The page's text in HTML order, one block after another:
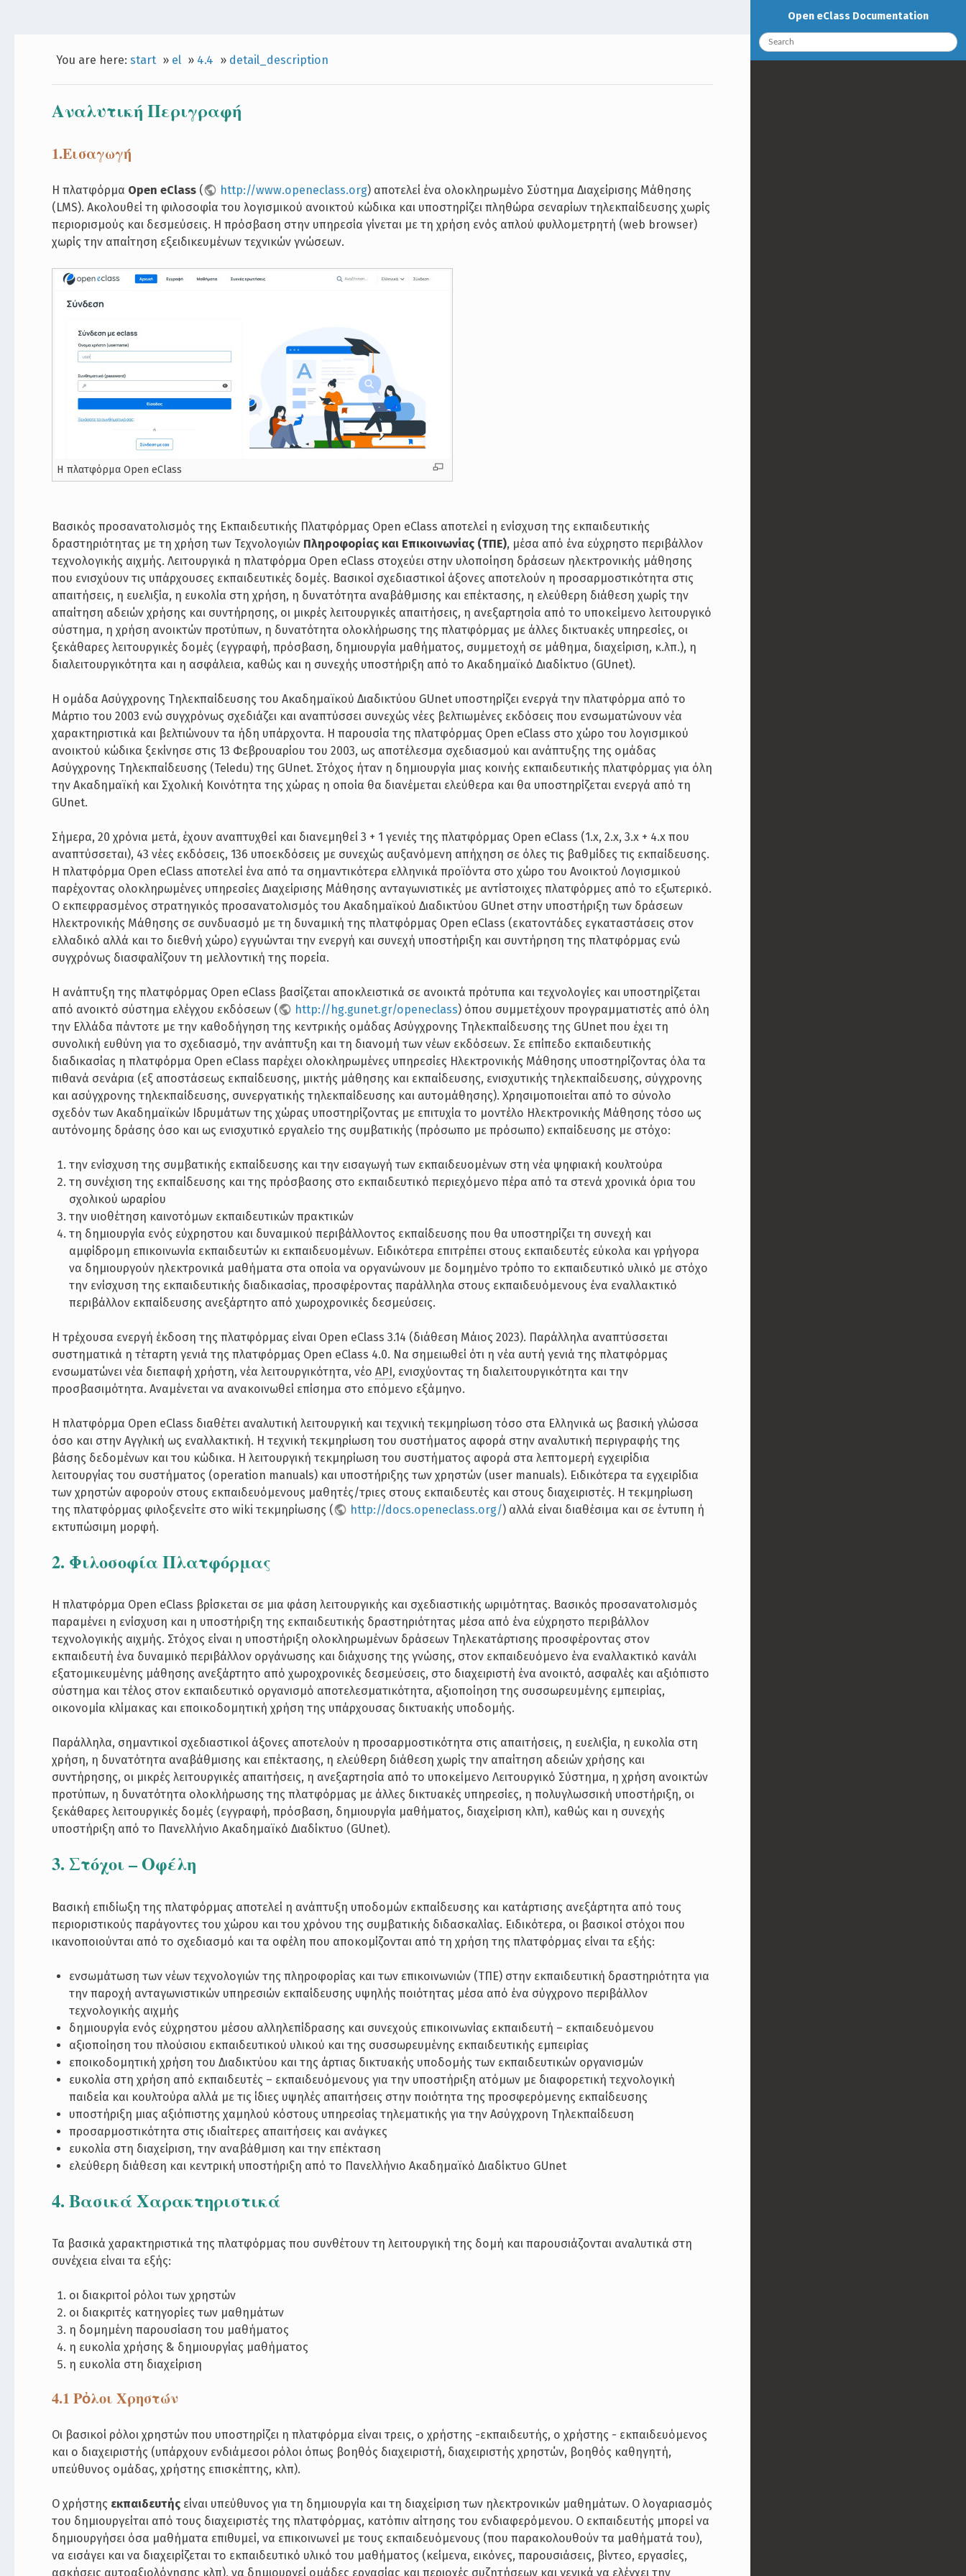
You are here: start » el » 4.4 » detail_description
Αναλυτική Περιγραφή
1.Εισαγωγή
Η πλατφόρμα Open eClass ( http://www.openeclass.org) αποτελεί ένα ολοκληρωμένο Σύστημα Διαχείρισης Μάθησης
(LMS). Ακολουθεί τη φιλοσοφία του λογισμικού ανοικτού κώδικα και υποστηρίζει πληθώρα σεναρίων τηλεκπαίδευσης χωρίς
περιορισμούς και δεσμεύσεις. Η πρόσβαση στην υπηρεσία γίνεται με τη χρήση ενός απλού φυλλομετρητή (web browser)
χωρίς την απαίτηση εξειδικευμένων τεχνικών γνώσεων.
Η πλατφόρμα Open eClass
Βασικός προσανατολισμός της Εκπαιδευτικής Πλατφόρμας Open eClass αποτελεί η ενίσχυση της εκπαιδευτικής
δραστηριότητας με τη χρήση των Τεχνολογιών Πληροφορίας και Επικοινωνίας (ΤΠΕ), μέσα από ένα εύχρηστο περιβάλλον
τεχνολογικής αιχμής. Λειτουργικά η πλατφόρμα Open eClass στοχεύει στην υλοποίηση δράσεων ηλεκτρονικής μάθησης
που ενισχύουν τις υπάρχουσες εκπαιδευτικές δομές. Βασικοί σχεδιαστικοί άξονες αποτελούν η προσαρμοστικότητα στις
απαιτήσεις, η ευελιξία, η ευκολία στη χρήση, η δυνατότητα αναβάθμισης και επέκτασης, η ελεύθερη διάθεση χωρίς την
απαίτηση αδειών χρήσης και συντήρησης, οι μικρές λειτουργικές απαιτήσεις, η ανεξαρτησία από το υποκείμενο λειτουργικό
σύστημα, η χρήση ανοικτών προτύπων, η δυνατότητα ολοκλήρωσης της πλατφόρμας με άλλες δικτυακές υπηρεσίες, οι
ξεκάθαρες λειτουργικές δομές (εγγραφή, πρόσβαση, δημιουργία μαθήματος, συμμετοχή σε μάθημα, διαχείριση, κ.λπ.), η
διαλειτουργικότητα και η ασφάλεια, καθώς και η συνεχής υποστήριξη από το Ακαδημαϊκό Διαδίκτυο (GUnet).
Η ομάδα Ασύγχρονης Τηλεκπαίδευσης του Ακαδημαϊκού Διαδικτύου GUnet υποστηρίζει ενεργά την πλατφόρμα από το
Μάρτιο του 2003 ενώ συγχρόνως σχεδιάζει και αναπτύσσει συνεχώς νέες βελτιωμένες εκδόσεις που ενσωματώνουν νέα
χαρακτηριστικά και βελτιώνουν τα ήδη υπάρχοντα. Η παρουσία της πλατφόρμας Open eClass στο χώρο του λογισμικού
ανοικτού κώδικα ξεκίνησε στις 13 Φεβρουαρίου του 2003, ως αποτέλεσμα σχεδιασμού και ανάπτυξης της ομάδας
Ασύγχρονης Τηλεκπαίδευσης (Teledu) της GUnet. Στόχος ήταν η δημιουργία μιας κοινής εκπαιδευτικής πλατφόρμας για όλη
την Ακαδημαϊκή και Σχολική Κοινότητα της χώρας η οποία θα διανέμεται ελεύθερα και θα υποστηρίζεται ενεργά από τη
GUnet.
Σήμερα, 20 χρόνια μετά, έχουν αναπτυχθεί και διανεμηθεί 3 + 1 γενιές της πλατφόρμας Open eClass (1.x, 2.x, 3.x + 4.x που
αναπτύσσεται), 43 νέες εκδόσεις, 136 υποεκδόσεις με συνεχώς αυξανόμενη απήχηση σε όλες τις βαθμίδες τις εκπαίδευσης.
Η πλατφόρμα Open eClass αποτελεί ένα από τα σημαντικότερα ελληνικά προϊόντα στο χώρο του Ανοικτού Λογισμικού
παρέχοντας ολοκληρωμένες υπηρεσίες Διαχείρισης Μάθησης ανταγωνιστικές με αντίστοιχες πλατφόρμες από το εξωτερικό.
Ο εκπεφρασμένος στρατηγικός προσανατολισμός του Ακαδημαϊκού Διαδικτύου GUnet στην υποστήριξη των δράσεων
Ηλεκτρονικής Μάθησης σε συνδυασμό με τη δυναμική της πλατφόρμας Open eClass (εκατοντάδες εγκαταστάσεις στον
ελλαδικό αλλά και το διεθνή χώρο) εγγυώνται την ενεργή και συνεχή υποστήριξη και συντήρηση της πλατφόρμας ενώ
συγχρόνως διασφαλίζουν τη μελλοντική της πορεία.
Η ανάπτυξη της πλατφόρμας Open eClass βασίζεται αποκλειστικά σε ανοικτά πρότυπα και τεχνολογίες και υποστηρίζεται
από ανοικτό σύστημα ελέγχου εκδόσεων (
http://hg.gunet.gr/openeclass) όπου συμμετέχουν προγραμματιστές από όλη
την Ελλάδα πάντοτε με την καθοδήγηση της κεντρικής ομάδας Ασύγχρονης Τηλεκπαίδευσης της GUnet που έχει τη
συνολική ευθύνη για το σχεδιασμό, την ανάπτυξη και τη διανομή των νέων εκδόσεων. Σε επίπεδο εκπαιδευτικής
διαδικασίας η πλατφόρμα Open eClass παρέχει ολοκληρωμένες υπηρεσίες Ηλεκτρονικής Μάθησης υποστηρίζοντας όλα τα
πιθανά σενάρια (εξ αποστάσεως εκπαίδευσης, μικτής μάθησης και εκπαίδευσης, ενισχυτικής τηλεκπαίδευσης, σύγχρονης
και ασύγχρονης τηλεκπαίδευσης, συνεργατικής τηλεκπαίδευσης και αυτομάθησης). Χρησιμοποιείται από το σύνολο
σχεδόν των Ακαδημαϊκών Ιδρυμάτων της χώρας υποστηρίζοντας με επιτυχία το μοντέλο Ηλεκτρονικής Μάθησης τόσο ως
αυτόνομης δράσης όσο και ως ενισχυτικό εργαλείο της συμβατικής (πρόσωπο με πρόσωπο) εκπαίδευσης με στόχο:
την ενίσχυση της συμβατικής εκπαίδευσης και την εισαγωγή των εκπαιδευομένων στη νέα ψηφιακή κουλτούρα
τη συνέχιση της εκπαίδευσης και της πρόσβασης στο εκπαιδευτικό περιεχόμενο πέρα από τα στενά χρονικά όρια του
σχολικού ωραρίου
την υιοθέτηση καινοτόμων εκπαιδευτικών πρακτικών
τη δημιουργία ενός εύχρηστου και δυναμικού περιβάλλοντος εκπαίδευσης που θα υποστηρίζει τη συνεχή και
αμφίδρομη επικοινωνία εκπαιδευτών κι εκπαιδευομένων. Ειδικότερα επιτρέπει στους εκπαιδευτές εύκολα και γρήγορα
να δημιουργούν ηλεκτρονικά μαθήματα στα οποία να οργανώνουν με δομημένο τρόπο το εκπαιδευτικό υλικό με στόχο
την ενίσχυση της εκπαιδευτικής διαδικασίας, προσφέροντας παράλληλα στους εκπαιδευόμενους ένα εναλλακτικό
περιβάλλον εκπαίδευσης ανεξάρτητο από χωροχρονικές δεσμεύσεις.
Η τρέχουσα ενεργή έκδοση της πλατφόρμας είναι Open eClass 3.14 (διάθεση Μάιος 2023). Παράλληλα αναπτύσσεται
συστηματικά η τέταρτη γενιά της πλατφόρμας Open eClass 4.0. Να σημειωθεί ότι η νέα αυτή γενιά της πλατφόρμας
ενσωματώνει νέα διεπαφή χρήστη, νέα λειτουργικότητα, νέοAPI, ενισχύοντας τη διαλειτουργικότητα και την
προσβασιμότητα. Αναμένεται να ανακοινωθεί επίσημα στο επόμενο εξάμηνο.
Η πλατφόρμα Open eClass διαθέτει αναλυτική λειτουργική και τεχνική τεκμηρίωση τόσο στα Ελληνικά ως βασική γλώσσα
όσο και στην Αγγλική ως εναλλακτική. Η τεχνική τεκμηρίωση του συστήματος αφορά στην αναλυτική περιγραφής της
βάσης δεδομένων και του κώδικα. Η λειτουργική τεκμηρίωση του συστήματος αφορά στα λεπτομερή εγχειρίδια
λειτουργίας του συστήματος (operation manuals) και υποστήριξης των χρηστών (user manuals). Ειδικότερα τα εγχειρίδια
των χρηστών αφορούν στους εκπαιδευόμενους μαθητές/τριες στους εκπαιδευτές και στους διαχειριστές. Η τεκμηρίωση
της πλατφόρμας φιλοξενείτε στο wiki τεκμηρίωσης (
http://docs.openeclass.org/) αλλά είναι διαθέσιμα και σε έντυπη ή
εκτυπώσιμη μορφή.
2. Φιλοσοφία Πλατφόρμας
Η πλατφόρμα Open eClass βρίσκεται σε μια φάση λειτουργικής και σχεδιαστικής ωριμότητας. Βασικός προσανατολισμός
παραμένει η ενίσχυση και η υποστήριξη της εκπαιδευτικής δραστηριότητας μέσα από ένα εύχρηστο περιβάλλον
τεχνολογικής αιχμής. Στόχος είναι η υποστήριξη ολοκληρωμένων δράσεων Τηλεκατάρτισης προσφέροντας στον
εκπαιδευτή ένα δυναμικό περιβάλλον οργάνωσης και διάχυσης της γνώσης, στον εκπαιδευόμενο ένα εναλλακτικό κανάλι
εξατομικευμένης μάθησης ανεξάρτητο από χωροχρονικές δεσμεύσεις, στο διαχειριστή ένα ανοικτό, ασφαλές και αξιόπιστο
σύστημα και τέλος στον εκπαιδευτικό οργανισμό αποτελεσματικότητα, αξιοποίηση της συσσωρευμένης εμπειρίας,
οικονομία κλίμακας και εποικοδομητική χρήση της υπάρχουσας δικτυακής υποδομής.
Παράλληλα, σημαντικοί σχεδιαστικοί άξονες αποτελούν η προσαρμοστικότητα στις απαιτήσεις, η ευελιξία, η ευκολία στη
χρήση, η δυνατότητα αναβάθμισης και επέκτασης, η ελεύθερη διάθεση χωρίς την απαίτηση αδειών χρήσης και
συντήρησης, οι μικρές λειτουργικές απαιτήσεις, η ανεξαρτησία από το υποκείμενο Λειτουργικό Σύστημα, η χρήση ανοικτών
προτύπων, η δυνατότητα ολοκλήρωσης της πλατφόρμας με άλλες δικτυακές υπηρεσίες, η πολυγλωσσική υποστήριξη, οι
ξεκάθαρες λειτουργικές δομές (εγγραφή, πρόσβαση, δημιουργία μαθήματος, διαχείριση κλπ), καθώς και η συνεχής
υποστήριξη από το Πανελλήνιο Ακαδημαϊκό Διαδίκτυο (GUnet).
3. Στόχοι – Οφέλη
Βασική επιδίωξη της πλατφόρμας αποτελεί η ανάπτυξη υποδομών εκπαίδευσης και κατάρτισης ανεξάρτητα από τους
περιοριστικούς παράγοντες του χώρου και του χρόνου της συμβατικής διδασκαλίας. Ειδικότερα, οι βασικοί στόχοι που
ικανοποιούνται από το σχεδιασμό και τα οφέλη που αποκομίζονται από τη χρήση της πλατφόρμας είναι τα εξής:
ενσωμάτωση των νέων τεχνολογιών της πληροφορίας και των επικοινωνιών (ΤΠΕ) στην εκπαιδευτική δραστηριότητα για
την παροχή ανταγωνιστικών υπηρεσιών εκπαίδευσης υψηλής ποιότητας μέσα από ένα σύγχρονο περιβάλλον
τεχνολογικής αιχμής
δημιουργία ενός εύχρηστου μέσου αλληλεπίδρασης και συνεχούς επικοινωνίας εκπαιδευτή – εκπαιδευόμενου
αξιοποίηση του πλούσιου εκπαιδευτικού υλικού και της συσσωρευμένης εκπαιδευτικής εμπειρίας
εποικοδομητική χρήση του Διαδικτύου και της άρτιας δικτυακής υποδομής των εκπαιδευτικών οργανισμών
ευκολία στη χρήση από εκπαιδευτές – εκπαιδευόμενους για την υποστήριξη ατόμων με διαφορετική τεχνολογική
παιδεία και κουλτούρα αλλά με τις ίδιες υψηλές απαιτήσεις στην ποιότητα της προσφερόμενης εκπαίδευσης
υποστήριξη μιας αξιόπιστης χαμηλού κόστους υπηρεσίας τηλεματικής για την Ασύγχρονη Τηλεκπαίδευση
προσαρμοστικότητα στις ιδιαίτερες απαιτήσεις και ανάγκες
ευκολία στη διαχείριση, την αναβάθμιση και την επέκταση
ελεύθερη διάθεση και κεντρική υποστήριξη από το Πανελλήνιο Ακαδημαϊκό Διαδίκτυο GUnet
4. Βασικά Χαρακτηριστικά
Τα βασικά χαρακτηριστικά της πλατφόρμας που συνθέτουν τη λειτουργική της δομή και παρουσιάζονται αναλυτικά στη
συνέχεια είναι τα εξής:
οι διακριτοί ρόλοι των χρηστών
οι διακριτές κατηγορίες των μαθημάτων
η δομημένη παρουσίαση του μαθήματος
η ευκολία χρήσης & δημιουργίας μαθήματος
η ευκολία στη διαχείριση
4.1 Ρὀλοι Χρηστών
Οι βασικοί ρόλοι χρηστών που υποστηρίζει η πλατφόρμα είναι τρεις, ο χρήστης -εκπαιδευτής, ο χρήστης - εκπαιδευόμενος
και ο διαχειριστής (υπάρχουν ενδιάμεσοι ρόλοι όπως βοηθός διαχειριστή, διαχειριστής χρηστών, βοηθός καθηγητή,
υπεύθυνος ομάδας, χρήστης επισκέπτης, κλπ).
Ο χρήστης εκπαιδευτής είναι υπεύθυνος για τη δημιουργία και τη διαχείριση των ηλεκτρονικών μαθημάτων. Ο λογαριασμός
του δημιουργείται από τους διαχειριστές της πλατφόρμας, κατόπιν αίτησης του ενδιαφερόμενου. Ο εκπαιδευτής μπορεί να
δημιουργήσει όσα μαθήματα επιθυμεί, να επικοινωνεί με τους εκπαιδευόμενους (που παρακολουθούν τα μαθήματά του),
να εισάγει και να διαχειρίζεται το εκπαιδευτικό υλικό του μαθήματος (κείμενα, εικόνες, παρουσιάσεις, βίντεο, εργασίες,
ασκήσεις αυτοαξιολόγησης κλπ), να δημιουργεί ομάδες εργασίας και περιοχές συζητήσεων και γενικά να ελέγχει την
Open eClass Documentation